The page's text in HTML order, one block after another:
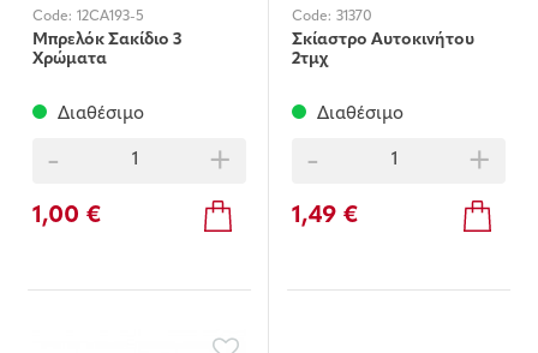
Code: 12CA193-5
Μπρελόκ Σακίδιο 3
Χρώματα
Διαθέσιμο
- +
1,00 €
Code: 31370
Σκίαστρο Αυτοκινήτου
2τμχ
Διαθέσιμο
- +
1,49 €